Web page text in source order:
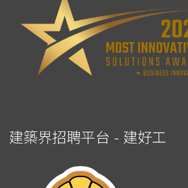
建築界招聘平台 - 建好工